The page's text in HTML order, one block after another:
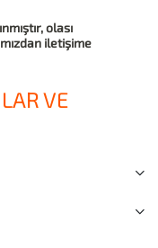
olası
iletişime
VE